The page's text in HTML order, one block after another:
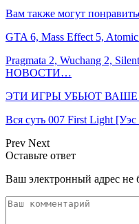
Вам также могут
GTA 6, Mass Effect 5,
Pragmata 2, Wuchang 2,
НОВОСТИ…
ЭТИ ИГРЫ УБЬЮТ ВАШЕ
Вся суть 007 First Light
Prev Next
Оставьте ответ
Ваш электронный адрес не